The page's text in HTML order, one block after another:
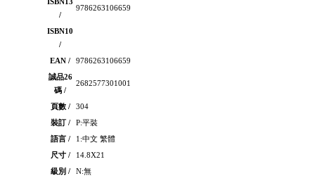
/
9786263106659
ISBN10
/
EAN /
9786263106659
誠品26
碼 /
2682577301001
頁數 /
304
裝訂 /
P:平裝
語言 /
1:中文 繁體
尺寸 /
14.8X21
級別 /
N:無